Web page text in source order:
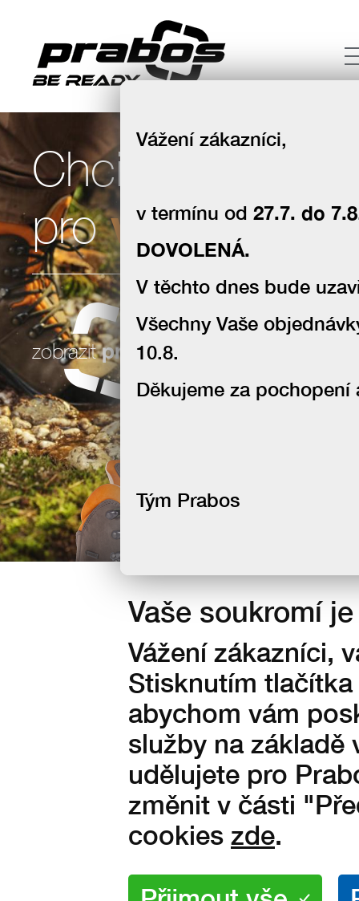
Vaše soukromí
Vážení zákazníci,
Stisknutím
abychom vám
služby na základě
udělujete pro
změnit v části
cookies zde.
Chci boty
provolný čas
zobrazitprodukty
Vyrobeno ve Slavičíně v
republice
Nakupujte přímo od výrobce
Vážení zákazníci,
v termínu od 27.7. do 7.8
DOVOLENÁ.
V těchto dnes bude
Všechny Vaše
10.8.
Děkujeme za
Tým Prabos